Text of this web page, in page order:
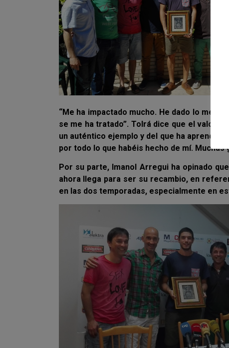
“Me ha impactado mucho. He dado lo
se me ha tratado”. Tolrá dice que el valor
un auténtico ejemplo y del que ha
por todo lo que habéis hecho de mí. Muchas
Por su parte, Imanol Arregui ha opinado
ahora llega para ser su recambio, en
en las dos temporadas, especialmente en